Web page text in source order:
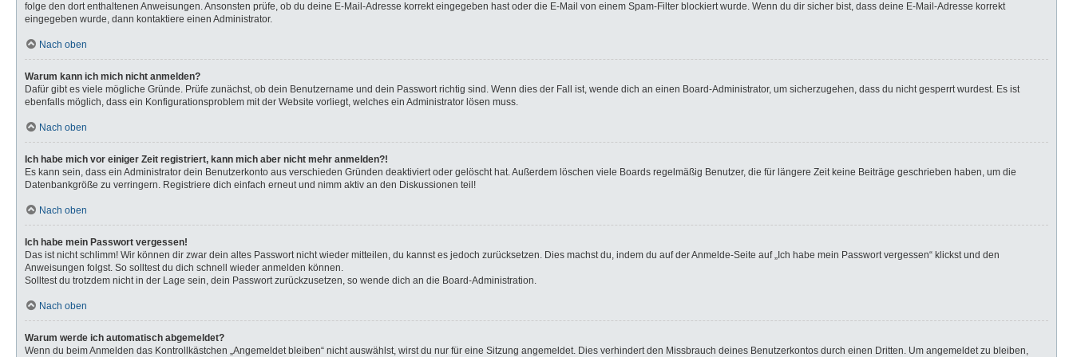
folge den dort enthaltenen Anweisungen. Ansonsten prüfe, ob du deine E-Mail-Adresse korrekt eingegeben hast oder die E-Mail von einem Spam-Filter blockiert wurde. Wenn du dir sicher bist, dass deine E-Mail-Adresse korrekt
eingegeben wurde, dann kontaktiere einen Administrator.
Nach oben
Warum kann ich mich nicht anmelden?
Dafür gibt es viele mögliche Gründe. Prüfe zunächst, ob dein Benutzername und dein Passwort richtig sind. Wenn dies der Fall ist, wende dich an einen Board-Administrator, um sicherzugehen, dass du nicht gesperrt wurdest. Es ist
ebenfalls möglich, dass ein Konfigurationsproblem mit der Website vorliegt, welches ein Administrator lösen muss.
Nach oben
Ich habe mich vor einiger Zeit registriert, kann mich aber nicht mehr anmelden?!
Es kann sein, dass ein Administrator dein Benutzerkonto aus verschieden Gründen deaktiviert oder gelöscht hat. Außerdem löschen viele Boards regelmäßig Benutzer, die für längere Zeit keine Beiträge geschrieben haben, um die
Datenbankgröße zu verringern. Registriere dich einfach erneut und nimm aktiv an den Diskussionen teil!
Nach oben
Ich habe mein Passwort vergessen!
Das ist nicht schlimm! Wir können dir zwar dein altes Passwort nicht wieder mitteilen, du kannst es jedoch zurücksetzen. Dies machst du, indem du auf der Anmelde-Seite auf „Ich habe mein Passwort vergessen“ klickst und den
Anweisungen folgst. So solltest du dich schnell wieder anmelden können.
Solltest du trotzdem nicht in der Lage sein, dein Passwort zurückzusetzen, so wende dich an die Board-Administration.
Nach oben
Warum werde ich automatisch abgemeldet?
Wenn du beim Anmelden das Kontrollkästchen „Angemeldet bleiben“ nicht auswählst, wirst du nur für eine Sitzung angemeldet. Dies verhindert den Missbrauch deines Benutzerkontos durch einen Dritten. Um angemeldet zu bleiben,